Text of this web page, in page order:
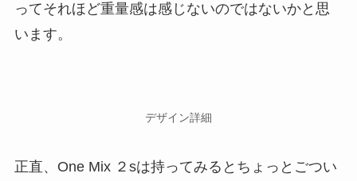
ってそれほど重量感は感じないのではないかと思
います。
デザイン詳細
正直、One Mix ２sは持ってみるとちょっとごつい